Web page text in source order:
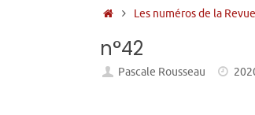
AccueilLes numéros de la Revue
n°42
Pascale Rousseau